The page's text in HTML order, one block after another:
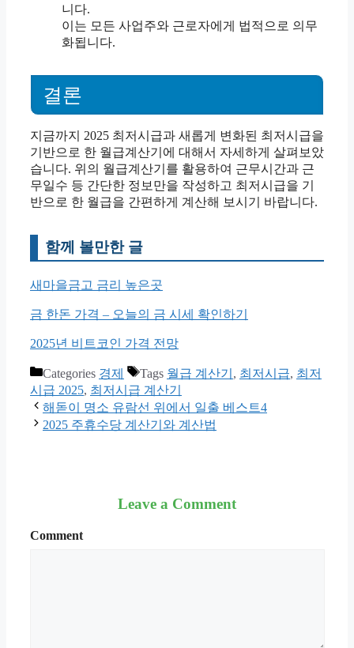
니다.
이는 모든 사업주와 근로자에게 법적으로 의무
화됩니다.
결론
지금까지 2025 최저시급과 새롭게 변화된 최저시급을
기반으로 한 월급계산기에 대해서 자세하게 살펴보았
습니다. 위의 월급계산기를 활용하여 근무시간과 근
무일수 등 간단한 정보만을 작성하고 최저시급을 기
반으로 한 월급을 간편하게 계산해 보시기 바랍니다.
함께 볼만한 글
새마을금고 금리 높은곳
금 한돈 가격 – 오늘의 금 시세 확인하기
2025년 비트코인 가격 전망
Categories 경제 Tags 월급 계산기 , 최저시급, 최저
시급 2025, 최저시급 계산기
해돋이 명소 유람선 위에서 일출 베스트4
2025 주휴수당 계산기와 계산법
Leave a Comment
Comment